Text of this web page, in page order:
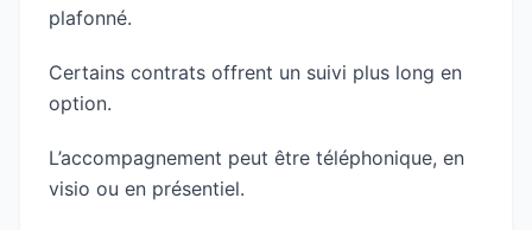
plafonné.
Certains contrats offrent un suivi plus long en
option.
L’accompagnement peut être téléphonique, en
visio ou en présentiel.